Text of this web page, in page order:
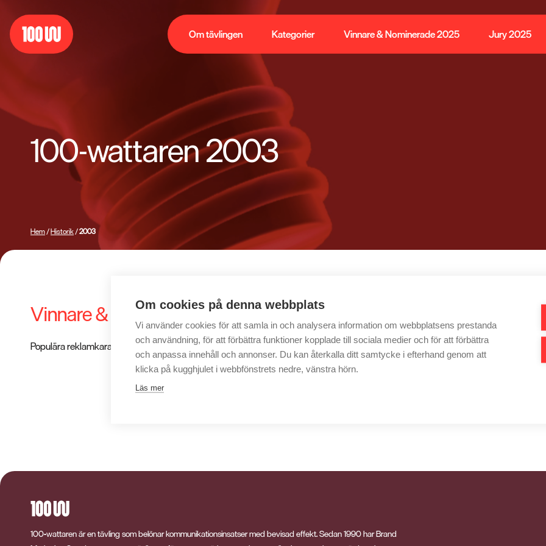
Om cookies på denna webbplats
Vi använder cookies för att samla in och analysera information om webbplatsens prestanda
och användning, för att förbättra funktioner kopplade till sociala medier och för att förbättra
och anpassa innehåll och annonser. Du kan återkalla ditt samtycke i efterhand genom att
klicka på kugghjulet i webbfönstrets nedre, vänstra hörn.
Läs mer
Om tävlingen Kategorier Vinnare & Nominerade 2025 Jury 2025
100-wattaren 2003
Hem/Historik/2003
Vinnare & nominerade 2003
Populära reklamkaraktärer, bland annat ”ICA-Ulf” och ”Sonja” samt ”Rocky” från Vasakronans reklamfilmer delar ut 100-wattare till
100-wattaren är en tävling som belönar kommunikationsinsatser med bevisad effekt. Sedan 1990 har Brand